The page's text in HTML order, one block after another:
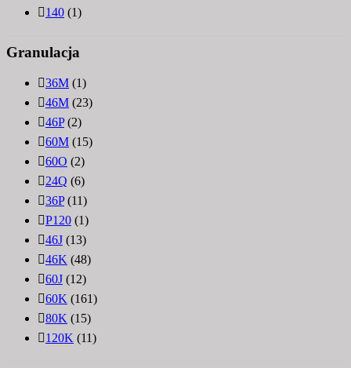
140 (1)
Granulacja
36M (1)
46M (23)
46P (2)
60M (15)
60O (2)
24Q (6)
36P (11)
P120 (1)
46J (13)
46K (48)
60J (12)
60K (161)
80K (15)
120K (11)